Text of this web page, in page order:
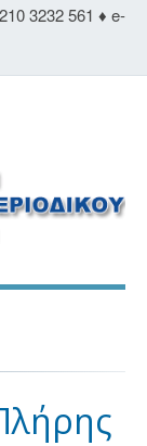
3232 561 ♦ e-